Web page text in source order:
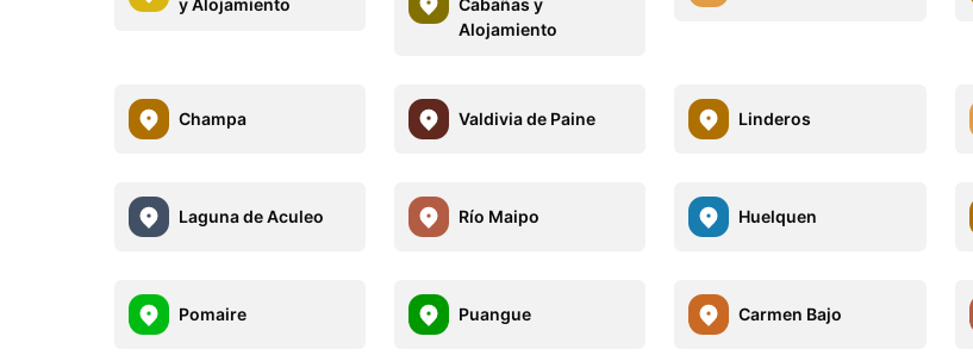
y Alojamiento
Cabañas y
Alojamiento
Champa Valdivia de Paine Linderos
Laguna de Aculeo Río Maipo Huelquen
Pomaire Puangue Carmen Bajo